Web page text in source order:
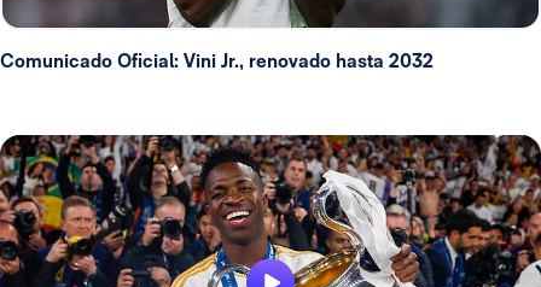
Comunicado Oficial: Vini Jr., renovado hasta 2032